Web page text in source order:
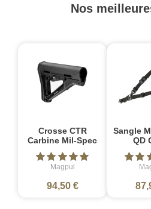
Nos
Crosse CTR
Carbine Mil-Spec
Magpul
94,50 €
Sangle
QD